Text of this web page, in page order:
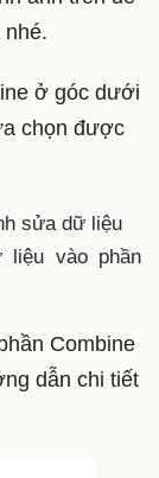
ở góc dưới
chọn được
sửa dữ liệu
liệu vào phần
Combine
dẫn chi tiết